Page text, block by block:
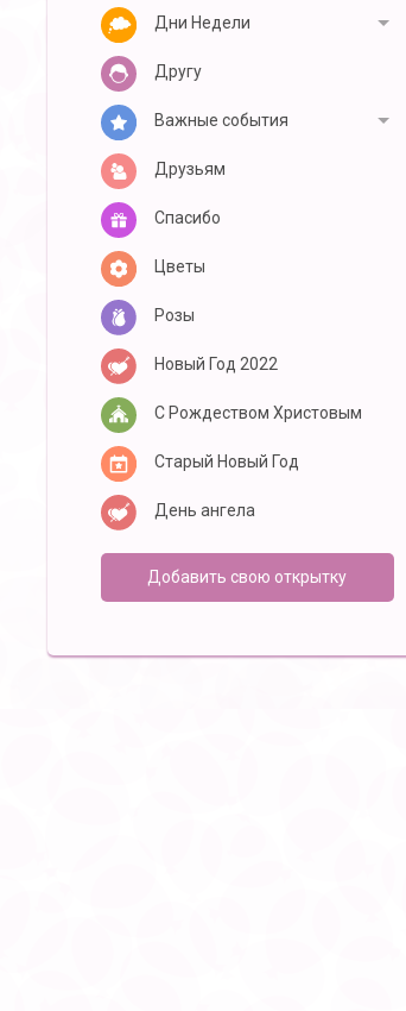
Дни Недели
Другу
Важные события
Друзьям
Спасибо
Цветы
Розы
Новый Год 2022
С Рождеством Христовым
Старый Новый Год
День ангела
Добавить свою открытку